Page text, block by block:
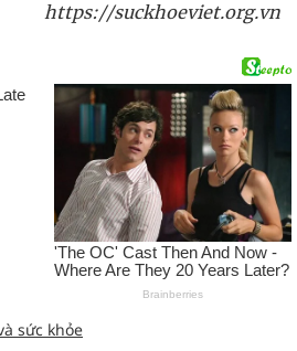
https://suckhoeviet.org.vn
sức khỏe